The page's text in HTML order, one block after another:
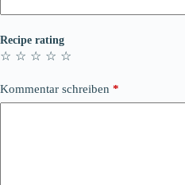
Recipe rating
☆
☆
☆
☆
☆
Kommentar schreiben *